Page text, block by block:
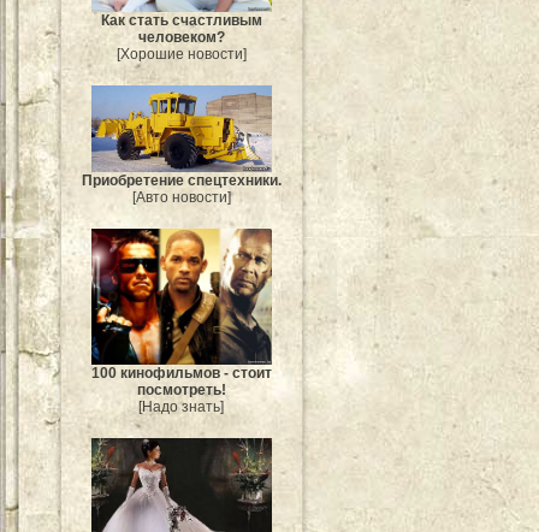
Как стать счастливым
человеком?
[Хорошие новости]
Приобретение спецтехники.
[Авто новости]
100 кинофильмов - стоит
посмотреть!
[Надо знать]